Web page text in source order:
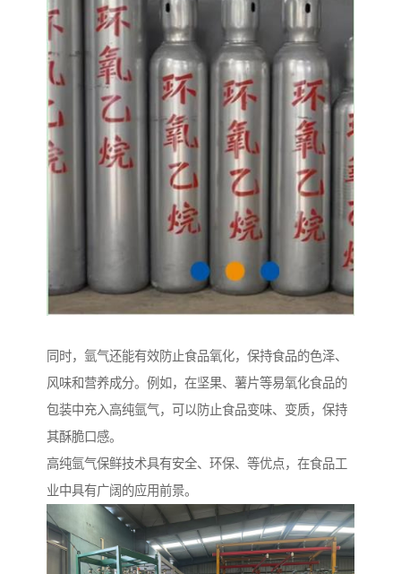
同时，氩气还能有效防止食品氧化，保持食品的色泽、
风味和营养成分。例如，在坚果、薯片等易氧化食品的
包装中充入高纯氩气，可以防止食品变味、变质，保持
其酥脆口感。
高纯氩气保鲜技术具有安全、环保、等优点，在食品工
业中具有广阔的应用前景。